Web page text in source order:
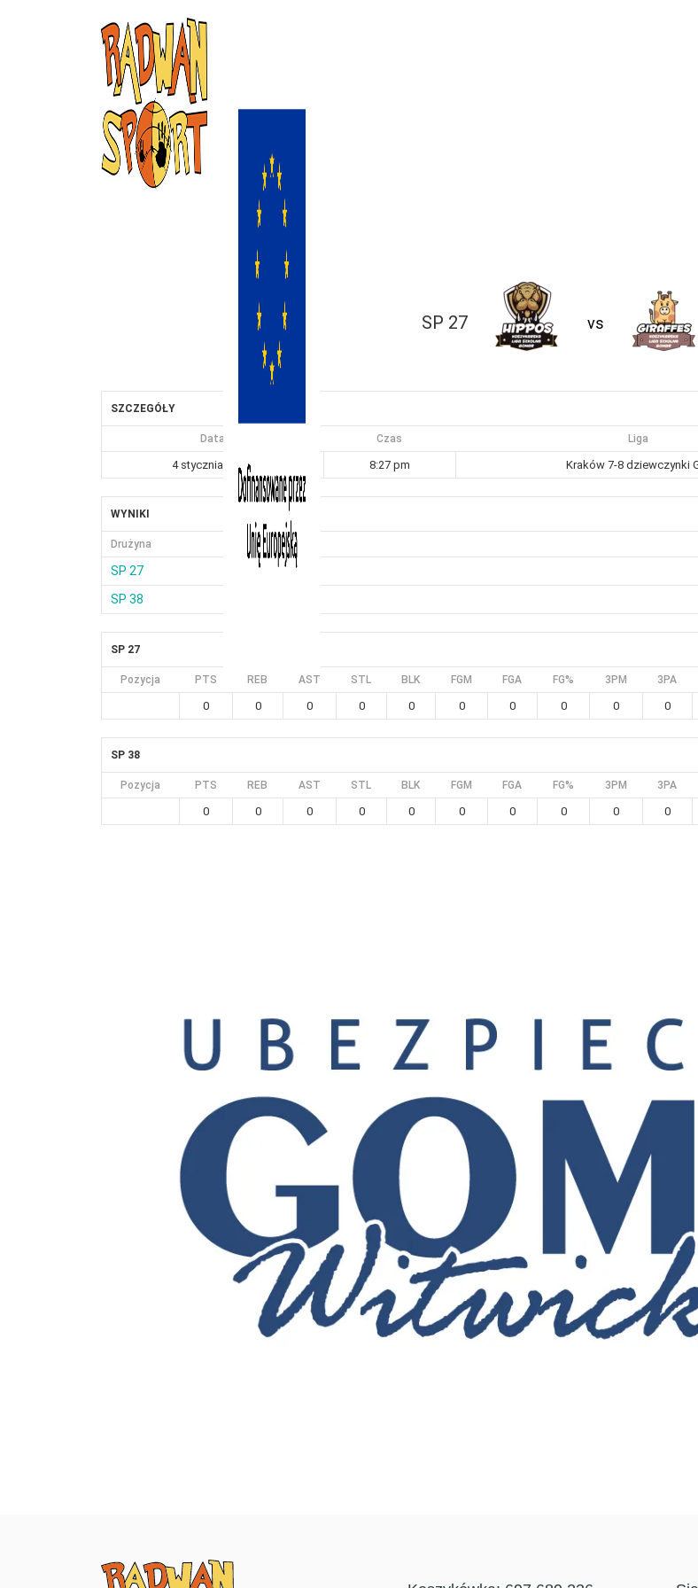
SP 27 vs
SZCZEGÓŁY
Data Czas Liga
4 stycznia, 2025 8:27 pm Kraków 7-8 dziewczynki
WYNIKI
Drużyna
SP 27
SP 38
SP 27
Pozycja PTS REB AST STL BLK FGM FGA FG% 3PM 3PA
0 0 0 0 0 0 0 0 0 0
SP 38
Pozycja PTS REB AST STL BLK FGM FGA FG% 3PM 3PA
0 0 0 0 0 0 0 0 0 0